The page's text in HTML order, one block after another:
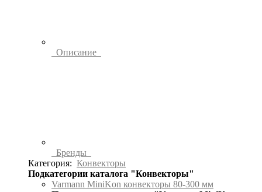
Описание
Бренды
Категория: Конвекторы
Подкатегории каталога "Конвекторы"
Varmann MiniKon конвекторы 80-300 мм